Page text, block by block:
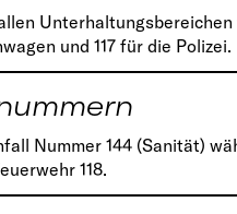
Unterhaltungsbereichen
und 117 für die Polizei.
Nummer 144 (Sanität)
118.